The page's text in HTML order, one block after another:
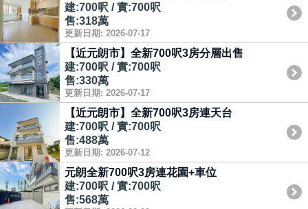
建:700呎 / 實:700呎
售:318萬
更新日期: 2026-07-17
【近元朗市】全新700呎3房分層出售
建:700呎 / 實:700呎
售:330萬
更新日期: 2026-07-17
【近元朗市】全新700呎3房連天台
建:700呎 / 實:700呎
售:488萬
更新日期: 2026-07-12
元朗全新700呎3房連花園+車位
建:700呎 / 實:700呎
售:568萬